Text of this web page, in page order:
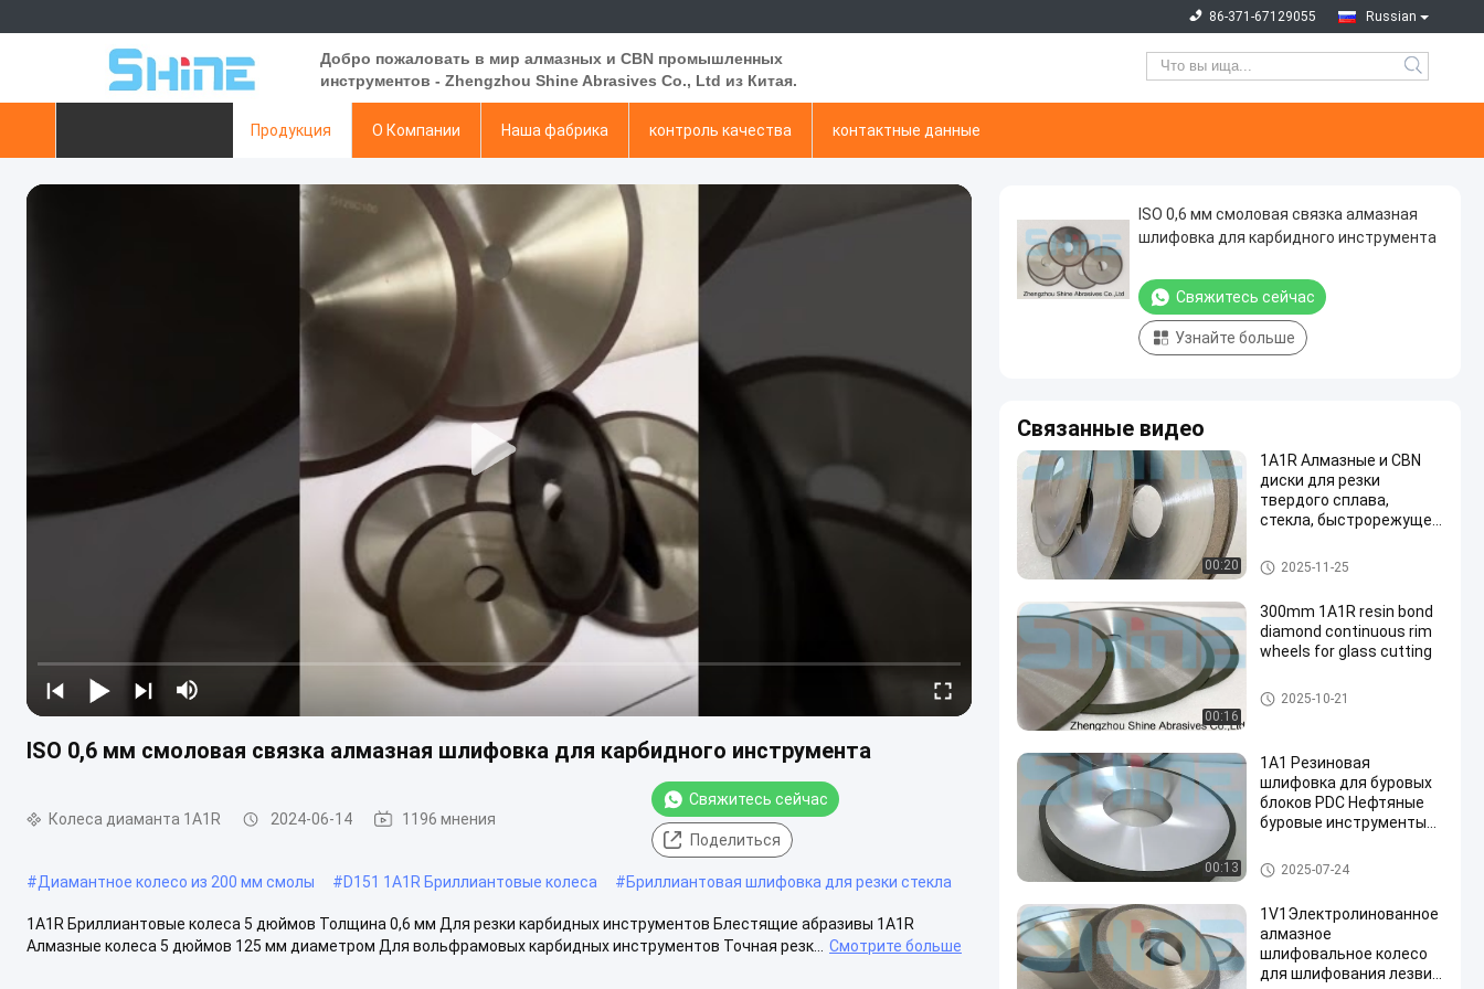
Russian
86-371-67129055
Добро пожаловать в мир алмазных и CBN промышленных
инструментов - Zhengzhou Shine Abrasives Co., Ltd из Китая.
Продукция О Компании Наша фабрика контроль качества контактные данные
Отправить запрос
ISO 0,6 мм смоловая связка алмазная шлифовка для карбидного инструмента
Колеса диаманта 1A1R 2024-06-14 1196 мнения
Свяжитесь сейчас
Поделиться
#Диамантное колесо из 200 мм смолы #D151 1A1R Бриллиантовые колеса #Бриллиантовая шлифовка для резки стекла
1A1R Бриллиантовые колеса 5 дюймов Толщина 0,6 мм Для резки карбидных инструментов Блестящие абразивы 1A1R
Алмазные колеса 5 дюймов 125 мм диаметром Для вольфрамовых карбидных инструментов Точная резк...
Смотрите больше
ISO 0,6 мм смоловая связка алмазная
шлифовка для карбидного инструмента
Свяжитесь сейчас
Узнайте больше
Связанные видео
00:20
1A1R Алмазные и CBN
диски для резки
твердого сплава,
стекла, быстрорежущей
Колеса диаманта 1A1R
2025-11-25
00:16
300mm 1A1R resin bond
diamond continuous rim
wheels for glass cutting
Колеса диаманта 1A1R
2025-10-21
00:13
1А1 Резиновая
шлифовка для буровых
блоков PDC Нефтяные
буровые инструменты
для технического
обслуживания
скважин
Колеса диаманта 1A1R
2025-07-24
1V1Электролинованное
алмазное
шлифовальное колесо
для шлифования лезвий